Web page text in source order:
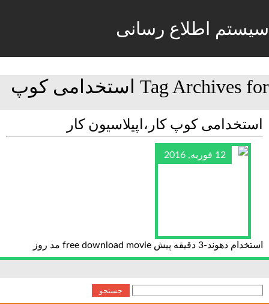
سیستم اطلاع رسانی
Tag Archives for استخدامی کوپ
استخدامی کوپ کار،اپیلاسیون کار
12 فوریه, 2016
استخدام دهوند-3 دقیقه پیش free download movie مد روز